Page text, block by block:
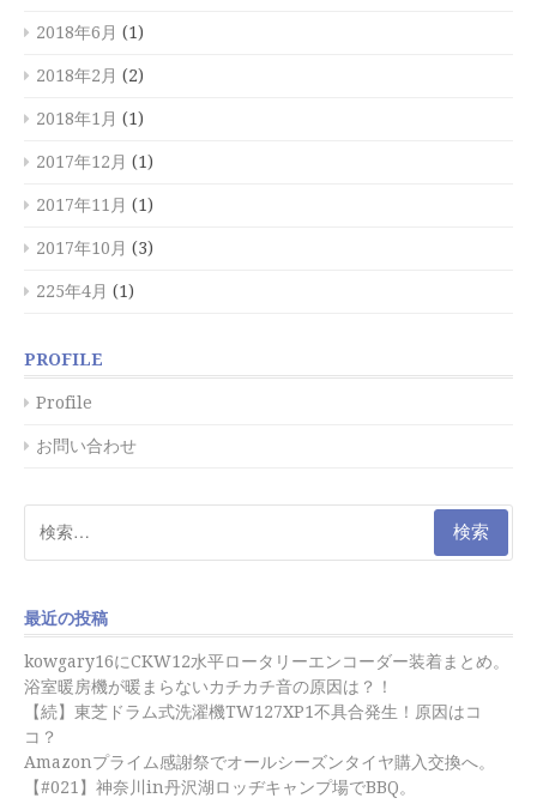
2018年6月 (1)
2018年2月 (2)
2018年1月 (1)
2017年12月 (1)
2017年11月 (1)
2017年10月 (3)
225年4月 (1)
PROFILE
Profile
お問い合わせ
索:
最近の投稿
kowgary16にCKW12水平ロータリーエンコーダー装着まとめ。
浴室暖房機が暖まらないカチカチ音の原因は？！
【続】東芝ドラム式洗濯機TW127XP1不具合発生！原因はコ
コ？
Amazonプライム感謝祭でオールシーズンタイヤ購入交換へ。
【#021】神奈川in丹沢湖ロッヂキャンプ場でBBQ。